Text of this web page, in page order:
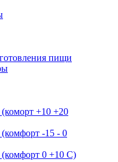
пищи
+10 +20
-15 - 0
0 +10 С)